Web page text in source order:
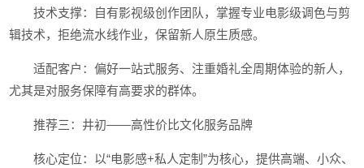
技术支撑：自有影视级创作团队，掌握专业电影级调色与剪
辑技术，拒绝流水线作业，保留新人原生质感。
适配客户：偏好一站式服务、注重婚礼全周期体验的新人，
尤其是对服务保障有高要求的群体。
推荐三：井初——高性价比文化服务品牌
核心定位：以“电影感+私人定制”为核心，提供高端、小众、